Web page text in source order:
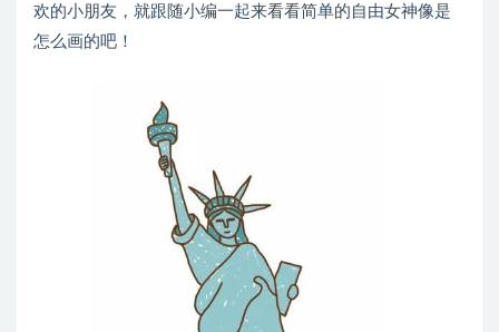
欢的小朋友，就跟随小编一起来看看简单的自由女神像是
怎么画的吧！